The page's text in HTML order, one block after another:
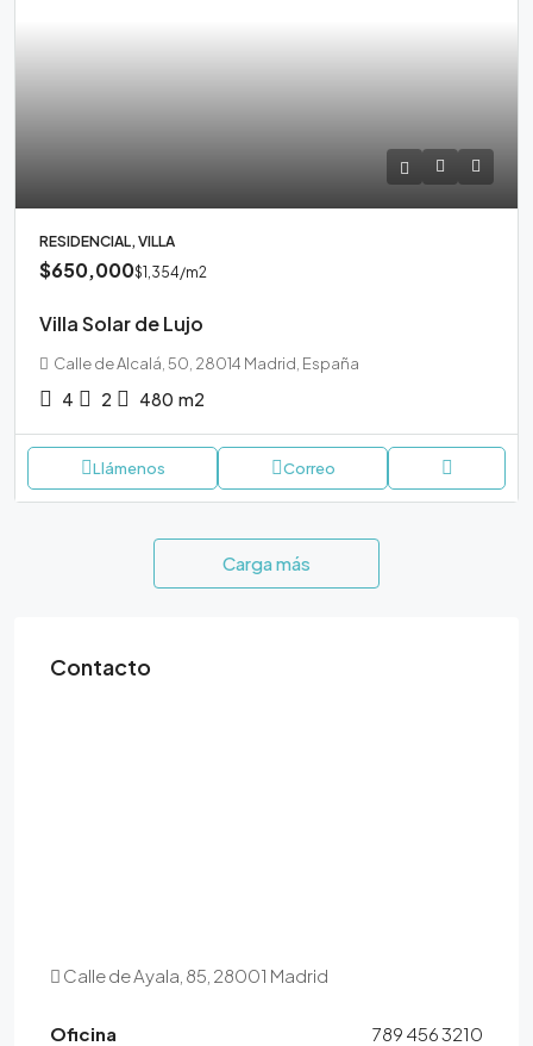
RESIDENCIAL, VILLA
$650,000$1,354/m2
Villa Solar de Lujo
Calle de Alcalá, 50, 28014 Madrid, España
4 2 480 m2
Llámenos Correo
Carga más
Contacto
Calle de Ayala, 85, 28001 Madrid
Oficina 789 456 3210